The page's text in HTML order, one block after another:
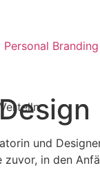
Personal Branding
und
in den